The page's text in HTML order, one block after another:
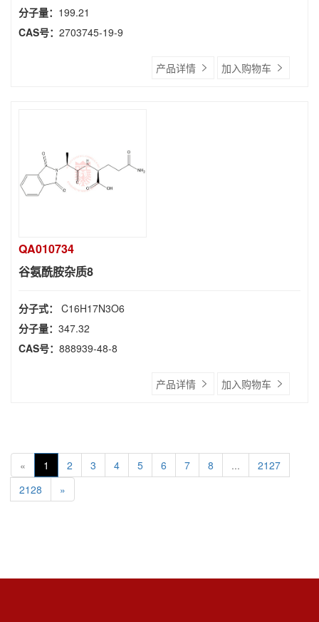
分子量： 199.21
CAS号： 2703745-19-9
产品详情 加入购物车
QA010734
谷氨酰胺杂质8
分子式： C16H17N3O6
分子量： 347.32
CAS号： 888939-48-8
产品详情 加入购物车
« 1 2 3 4 5 6 7 8 ...
2127
2128
»